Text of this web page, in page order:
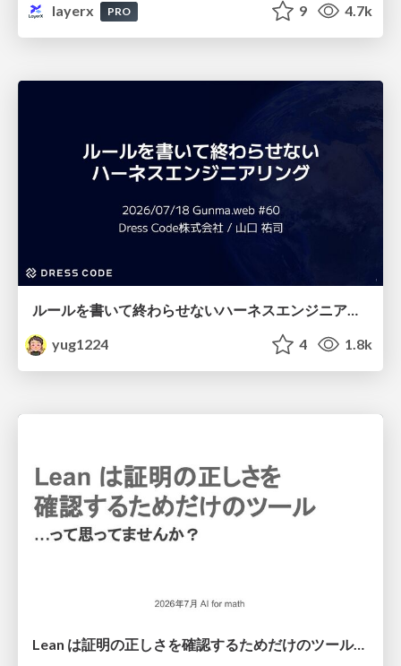
layerx
PRO 9 4.7k
ルールを書いて終わらせないハーネスエンジニアリング
yug1224
4 1.8k
Lean は証明の正しさを確認するためだけのツールって思ってませんか？